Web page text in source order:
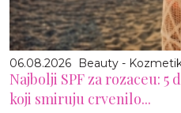
06.08.2026 Beauty -
Najbolji SPF za rozaceu:
koji smiruju crvenilo...